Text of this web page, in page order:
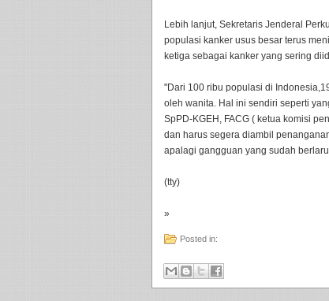
Lebih lanjut, Sekretaris Jenderal
populasi kanker usus besar terus
ketiga sebagai kanker yang sering
"Dari 100 ribu populasi di
oleh wanita. Hal ini sendiri seperti
SpPD-KGEH, FACG ( ketua komisi
dan harus segera diambil
apalagi gangguan yang sudah
(tty)
»
Posted in: